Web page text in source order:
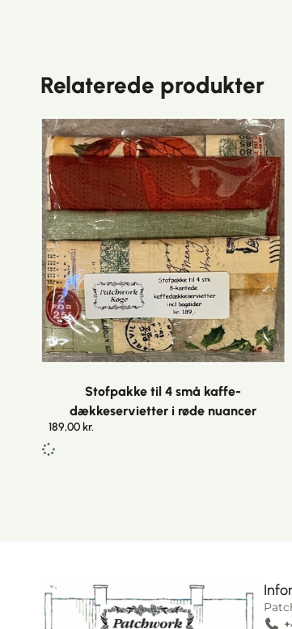
Relaterede produkter
Stofpakke til 4 små kaffe-
dækkeservietter i røde nuancer
189,00 kr.